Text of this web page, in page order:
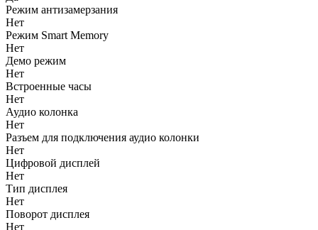
Режим антизамерзания
Нет
Режим Smart Memory
Нет
Демо режим
Нет
Встроенные часы
Нет
Аудио колонка
Нет
Разъем для подключения аудио колонки
Нет
Цифровой дисплей
Нет
Тип дисплея
Нет
Поворот дисплея
Нет